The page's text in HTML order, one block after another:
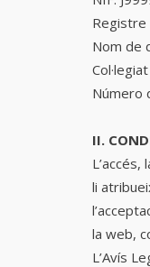
Registre
Nom de
Número
II.
li
la web,
L’Avís